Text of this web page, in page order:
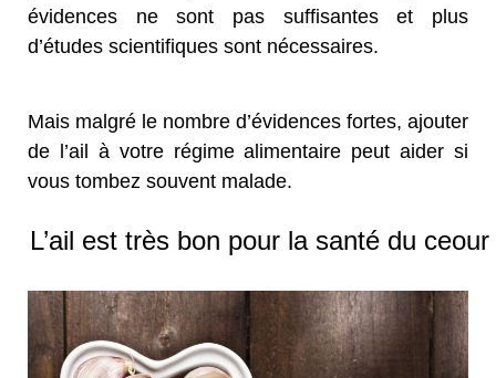
évidences ne sont pas suffisantes et plus
d’études scientifiques sont nécessaires.
Mais malgré le nombre d’évidences fortes, ajouter
de l’ail à votre régime alimentaire peut aider si
vous tombez souvent malade.
L’ail est très bon pour la santé du ceour